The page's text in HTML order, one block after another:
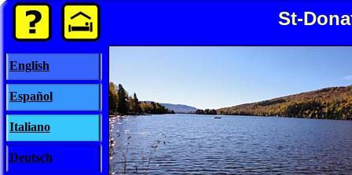
St-
English
Español
Italiano
Deutsch